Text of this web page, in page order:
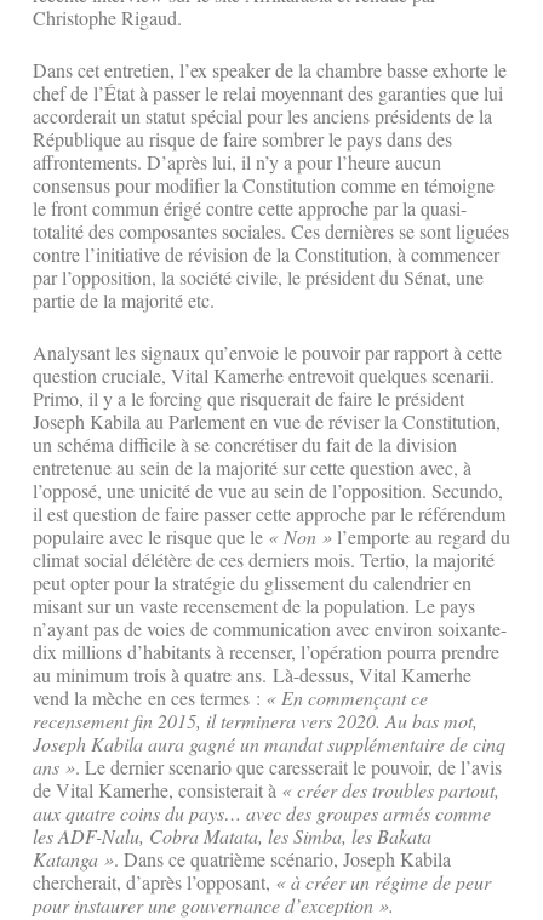
Christophe Rigaud.
Dans cet entretien, l’ex speaker de la chambre basse exhorte le
chef de l’État à passer le relai moyennant des garanties que lui
accorderait un statut spécial pour les anciens présidents de la
République au risque de faire sombrer le pays dans des
affrontements. D’après lui, il n’y a pour l’heure aucun
consensus pour modifier la Constitution comme en témoigne
le front commun érigé contre cette approche par la quasi-
totalité des composantes sociales. Ces dernières se sont liguées
contre l’initiative de révision de la Constitution, à commencer
par l’opposition, la société civile, le président du Sénat, une
partie de la majorité etc.
Analysant les signaux qu’envoie le pouvoir par rapport à cette
question cruciale, Vital Kamerhe entrevoit quelques scenarii.
Primo, il y a le forcing que risquerait de faire le président
Joseph Kabila au Parlement en vue de réviser la Constitution,
un schéma difficile à se concrétiser du fait de la division
entretenue au sein de la majorité sur cette question avec, à
l’opposé, une unicité de vue au sein de l’opposition. Secundo,
il est question de faire passer cette approche par le référendum
populaire avec le risque que le « Non »l’emporte au regard du
climat social délétère de ces derniers mois. Tertio, la majorité
peut opter pour la stratégie du glissement du calendrier en
misant sur un vaste recensement de la population. Le pays
n’ayant pas de voies de communication avec environ soixante-
dix millions d’habitants à recenser, l’opération pourra prendre
au minimum trois à quatre ans. Là-dessus, Vital Kamerhe
vend la mèche en ces termes : « En commençant ce
recensement fin 2015, il terminera vers 2020. Au bas mot,
Joseph Kabila aura gagné un mandat supplémentaire de cinq
ans ». Le dernier scenario que caresserait le pouvoir, de l’avis
de Vital Kamerhe, consisterait à « créer des troubles partout,
aux quatre coins du pays… avec des groupes armés comme
les ADF-Nalu, Cobra Matata, les Simba, les Bakata
Katanga ». Dans ce quatrième scénario, Joseph Kabila
chercherait, d’après l’opposant, « à créer un régime de peur
pour instaurer une gouvernance d’exception ».